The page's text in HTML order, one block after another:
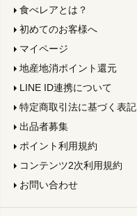
食べレアとは？
初めてのお客様へ
マイページ
地産地消ポイント還元
LINE ID連携について
特定商取引法に基づく表記
出品者募集
ポイント利用規約
コンテンツ2次利用規約
お問い合わせ